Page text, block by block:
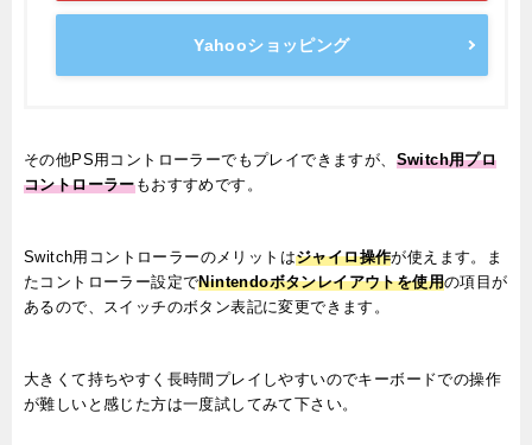
Yahooショッピング
その他PS用コントローラーでもプレイできますが、 Switch用プロ
コントローラーもおすすめです。
Switch用コントローラーのメリットはジャイロ操作が使えます。ま
たコントローラー設定でNintendoボタンレイアウトを使用の項目が
あるので、スイッチのボタン表記に変更できます。
大きくて持ちやすく長時間プレイしやすいのでキーボードでの操作
が難しいと感じた方は一度試してみて下さい。